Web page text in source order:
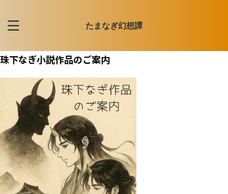
たまなぎ幻想譚
珠下なぎ小説作品のご案内